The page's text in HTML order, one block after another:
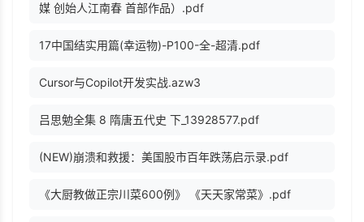
媒 创始人江南春 首部作品）.pdf
17中国结实用篇(幸运物)-P100-全-超清.pdf
Cursor与Copilot开发实战.azw3
吕思勉全集 8 隋唐五代史 下_13928577.pdf
(NEW)崩溃和救援：美国股市百年跌荡启示录.pdf
《大厨教做正宗川菜600例》 《天天家常菜》.pdf